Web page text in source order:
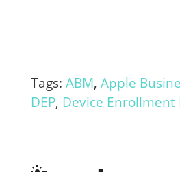
Tags: ABM, Apple
DEP, Device Enrollment